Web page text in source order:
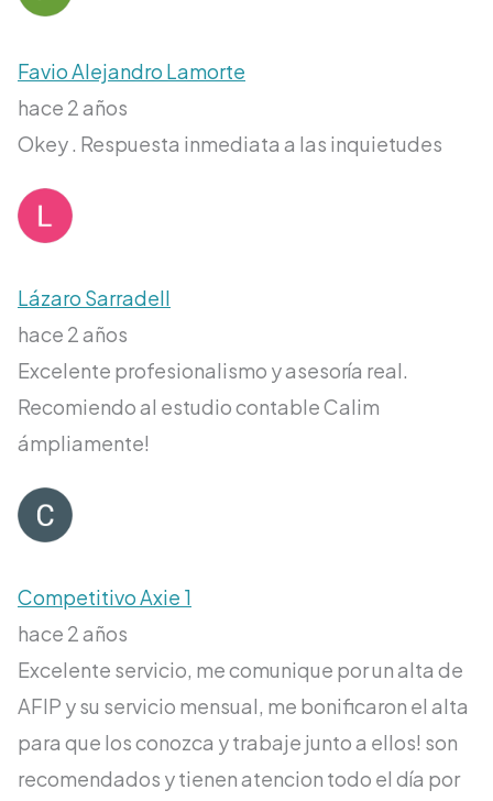
Favio Alejandro Lamorte
hace 2 años
Okey . Respuesta inmediata a las inquietudes
Lázaro Sarradell
hace 2 años
Excelente profesionalismo y asesoría real.
Recomiendo al estudio contable Calim
ámpliamente!
Competitivo Axie 1
hace 2 años
Excelente servicio, me comunique por un alta de
AFIP y su servicio mensual, me bonificaron el alta
para que los conozca y trabaje junto a ellos! son
recomendados y tienen atencion todo el día por